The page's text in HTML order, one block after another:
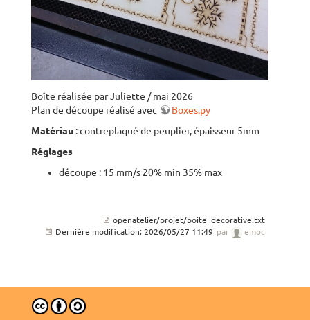
Boîte réalisée par Juliette / mai 2026
Plan de découpe réalisé avec
Boxes.py
Matériau : contreplaqué de peuplier, épaisseur 5mm
Réglages
découpe : 15 mm/s 20% min 35% max
openatelier/projet/boite_decorative.txt
Dernière modification: 2026/05/27 11:49 par emoc